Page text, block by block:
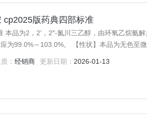
cp2025版药典四部标准
品为2，2'，2″-氮川三乙醇，由环氧乙烷氨解
为99.0%～103.0%。 【性状】本品为无色至微
： 经销商 更新日期： 2026-01-13